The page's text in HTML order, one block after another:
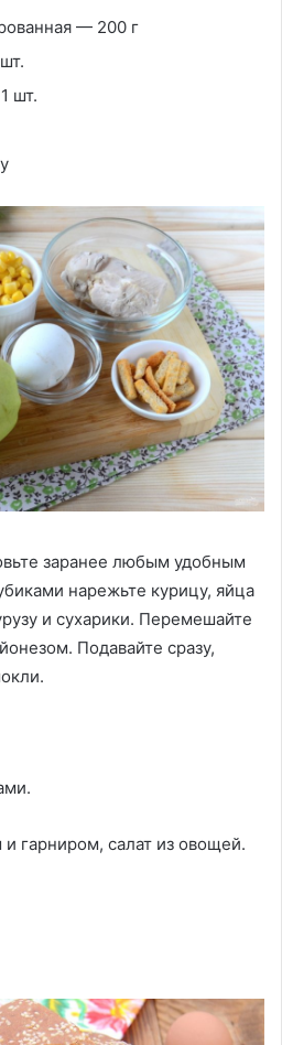
— 200 г
шт.
заранее любым удобным
нарежьте курицу, яйца
и сухарики. Перемешайте
Подавайте сразу,
и гарниром, салат из овощей.